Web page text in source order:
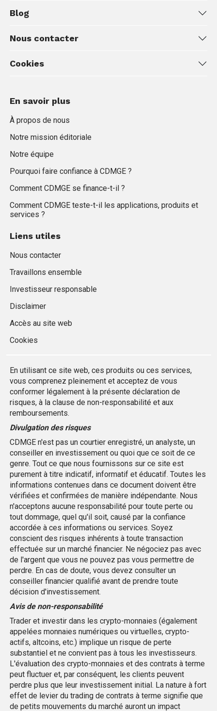
Blog
Nous contacter
Cookies
En savoir plus
À propos de nous
Notre mission éditoriale
Notre équipe
Pourquoi faire confiance à CDMGE ?
Comment CDMGE se finance-t-il ?
Comment CDMGE teste-t-il les applications, produits et
services ?
Liens utiles
Nous contacter
Travaillons ensemble
Investisseur responsable
Disclaimer
Accès au site web
Cookies
En utilisant ce site web, ces produits ou ces services,
vous comprenez pleinement et acceptez de vous
conformer légalement à la présente déclaration de
risques, à la clause de non-responsabilité et aux
remboursements.
Divulgation des risques
CDMGE n'est pas un courtier enregistré, un analyste, un
conseiller en investissement ou quoi que ce soit de ce
genre. Tout ce que nous fournissons sur ce site est
purement à titre indicatif, informatif et éducatif. Toutes les
informations contenues dans ce document doivent être
vérifiées et confirmées de manière indépendante. Nous
n'acceptons aucune responsabilité pour toute perte ou
tout dommage, quel qu'il soit, causé par la confiance
accordée à ces informations ou services. Soyez
conscient des risques inhérents à toute transaction
effectuée sur un marché financier. Ne négociez pas avec
de l'argent que vous ne pouvez pas vous permettre de
perdre. En cas de doute, vous devez consulter un
conseiller financier qualifié avant de prendre toute
décision d'investissement.
Avis de non-responsabilité
Trader et investir dans les crypto-monnaies (également
appelées monnaies numériques ou virtuelles, crypto-
actifs, altcoins, etc.) implique un risque de perte
substantiel et ne convient pas à tous les investisseurs.
L'évaluation des crypto-monnaies et des contrats à terme
peut fluctuer et, par conséquent, les clients peuvent
perdre plus que leur investissement initial. La nature à fort
effet de levier du trading de contrats à terme signifie que
de petits mouvements du marché auront un impact